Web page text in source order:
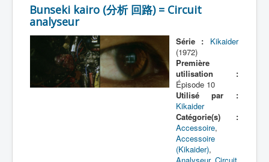
Équipement
Mecha
Bunseki kairo (分析 回路) = Circuit
analyseur
Série :
Kikaider
(1972)
Première
utilisation :
Épisode 10
Utilisé par :
Kikaider
Catégorie(s) :
Accessoire,
Accessoire
(Kikaider),